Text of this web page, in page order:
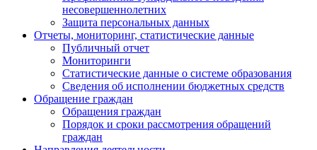
несовершеннолетних
Защита персональных данных
Отчеты, мониторинг, статистические данные
Публичный отчет
Мониторинги
Статистические данные о системе образования
Сведения об исполнении бюджетных средств
Обращение граждан
Обращения граждан
Порядок и сроки рассмотрения обращений
граждан